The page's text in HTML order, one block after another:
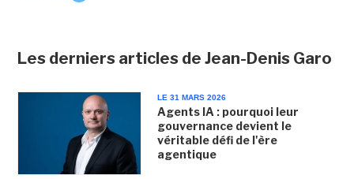
Les derniers articles de Jean-Denis Garo
LE 31 MARS 2026
Agents IA : pourquoi leur
gouvernance devient le
véritable défi de l'ère
agentique